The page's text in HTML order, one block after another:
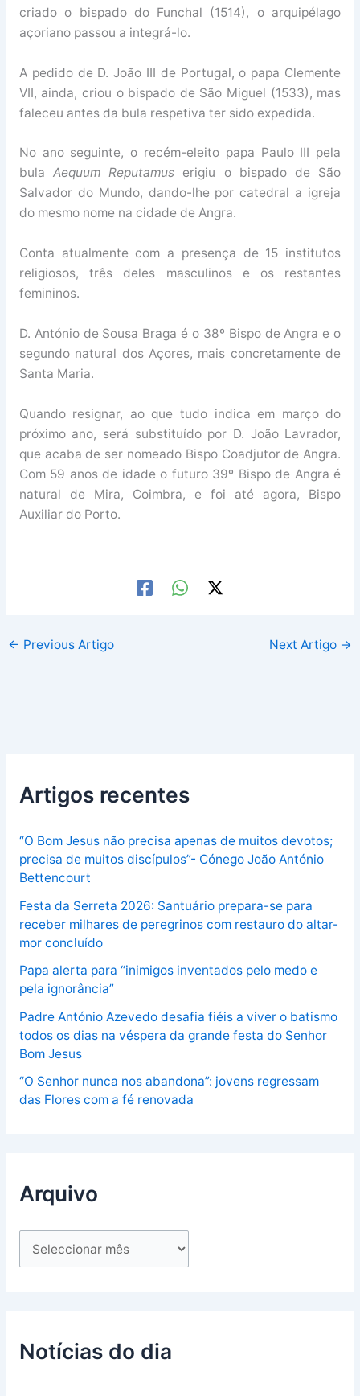
criado o bispado do Funchal (1514), o arquipélago
açoriano passou a integrá-lo.
A pedido de D. João III de Portugal, o papa Clemente
VII, ainda, criou o bispado de São Miguel (1533), mas
faleceu antes da bula respetiva ter sido expedida.
No ano seguinte, o recém-eleito papa Paulo III pela
bulaAequum Reputamus erigiu o bispado de São
Salvador do Mundo, dando-lhe por catedral a igreja
do mesmo nome na cidade de Angra.
Conta atualmente com a presença de 15 institutos
religiosos, três deles masculinos e os restantes
femininos.
D. António de Sousa Braga é o 38º Bispo de Angra e o
segundo natural dos Açores, mais concretamente de
Santa Maria.
Quando resignar, ao que tudo indica em março do
próximo ano, será substituído por D. João Lavrador,
que acaba de ser nomeado Bispo Coadjutor de Angra.
Com 59 anos de idade o futuro 39º Bispo de Angra é
natural de Mira, Coimbra, e foi até agora, Bispo
Auxiliar do Porto.
← Previous Artigo Next Artigo →
Artigos recentes
“O Bom Jesus não precisa apenas de muitos devotos;
precisa de muitos discípulos”- Cónego João António
Bettencourt
Festa da Serreta 2026: Santuário prepara-se para
receber milhares de peregrinos com restauro do altar-
mor concluído
Papa alerta para “inimigos inventados pelo medo e
pela ignorância”
Padre António Azevedo desafia fiéis a viver o batismo
todos os dias na véspera da grande festa do Senhor
Bom Jesus
“O Senhor nunca nos abandona”: jovens regressam
das Flores com a fé renovada
Arquivo
Notícias do dia